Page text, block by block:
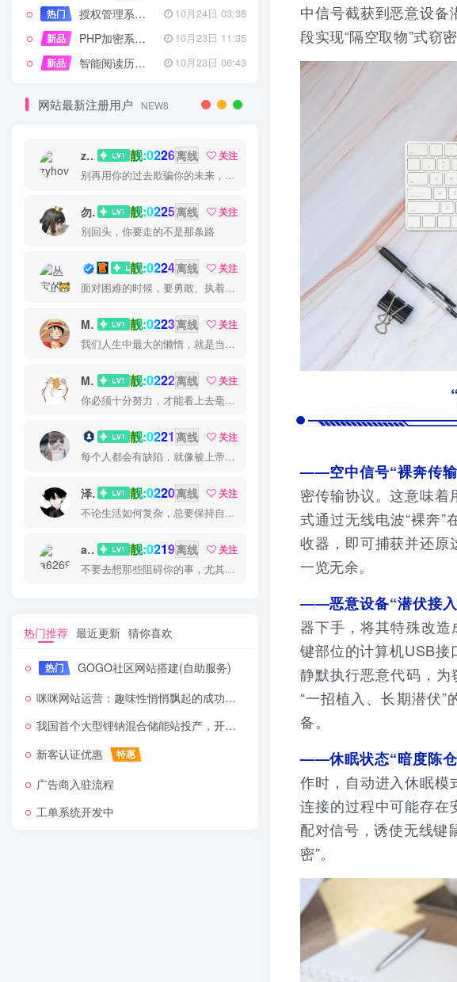
热门
授权管理系统子比主题专版
10月24日 03:38
新品
PHP加密系统专业版
10月23日 11:35
新品
智能阅读历史系统 10月23日 06:43
网站最新注册用户 NEW8
zyhove 靓:0226离线
关注
别再用你的过去欺骗你的未来，过去已经过去了
勿听 靓:0225离线
关注
别回头，你要走的不是那条路
丛宝 靓:0224离线
关注
面对困难的时候，要勇敢、执着、不畏艰辛地去战胜它
MS-康娃 靓:0223离线
关注
我们人生中最大的懒惰，就是当我们明知自己拥有作出选择的能力，却不去主动改变而是放任它的生活态度
Miss 先生 靓:0222离线
关注
你必须十分努力，才能看上去毫不费劲
猫小白 靓:0221 离线
关注
每个人都会有缺陷，就像被上帝咬过的苹果，有的人缺陷比较大，正是因为上帝特别喜欢他的芬芳
泽宇 靓:0220离线
关注
不论生活如何复杂，总要保持自己的那一份优雅
a626911 靓:0219离线
关注
不要去想那些阻碍你的事，尤其是那些自己想象出来的事
热门推荐 最近更新 猜你喜欢
热门
GOGO社区网站搭建(自助服务)
咪咪网站运营：趣味性悄悄飘起的成功风头
我国首个大型锂钠混合储能站投产，开启储能新时代
新客认证优惠
特惠
广告商入驻流程
工单系统开发中
中信号截获到恶意设
段实现“隔空取物”式窃
——空中信号“裸奔传
密传输协议。这意味着
式通过无线电波“裸奔
收器，即可捕获并还原
一览无余。
——恶意设备“潜伏接
器下手，将其特殊改造
键部位的计算机USB接
静默执行恶意代码，为
“一招植入、长期潜伏
备。
——休眠状态“暗度陈仓
作时，自动进入休眠模
连接的过程中可能存在
配对信号，诱使无线键
密”。